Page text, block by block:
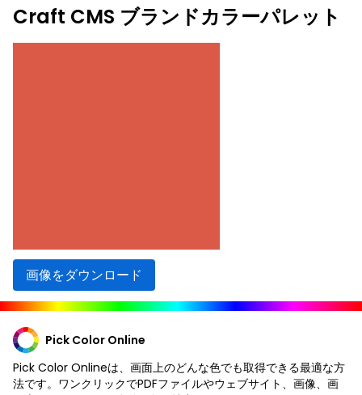
Craft CMS ブランドカラーパレット
画像をダウンロード
Pick Color Online
Pick Color Onlineは、画面上のどんな色でも取得できる最適な方
法です。ワンクリックでPDFファイルやウェブサイト、画像、画